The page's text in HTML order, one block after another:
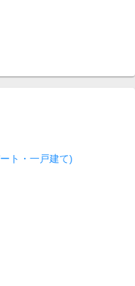
ト・一戸建て)